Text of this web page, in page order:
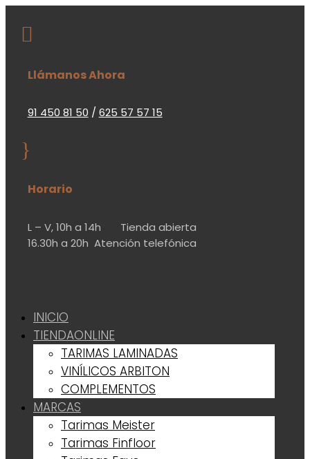

Llámanos Ahora
91 450 81 50 / 625 57 57 15
}
Horario
L – V,10h a 14h Tienda abierta
16.30h a 20h Atención telefónica
INICIO
TIENDAONLINE
TARIMAS LAMINADAS
VINÍLICOS ARBITON
COMPLEMENTOS
MARCAS
Tarimas Meister
Tarimas Finfloor